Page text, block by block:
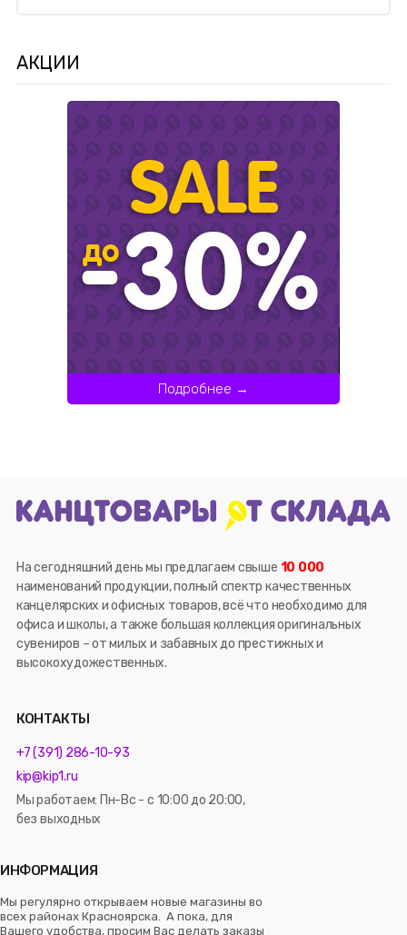
АКЦИИ
Подробнее →
На сегодняшний день мы предлагаем свыше 10 000
наименований продукции, полный спектр качественных
канцелярских и офисных товаров, всё что необходимо для
офиса и школы, а также большая коллекция оригинальных
сувениров – от милых и забавных до престижных и
высокохудожественных.
КОНТАКТЫ
+7 (391) 286-10-93
kip@kip1.ru
Мы работаем: Пн-Вс - с 10:00 до 20:00,
без выходных
ИНФОРМАЦИЯ
Мы регулярно открываем новые магазины во
всех районах Красноярска. А пока, для
Вашего удобства, просим Вас делать заказы